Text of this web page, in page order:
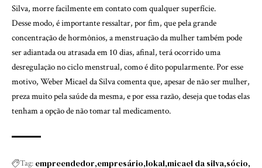
Silva, morre facilmente em contato com qualquer superfície.
Desse modo, é importante ressaltar, por fim, que pela grande
concentração de hormônios, a menstruação da mulher também pode
ser adiantada ou atrasada em 10 dias, afinal, terá ocorrido uma
desregulação no ciclo menstrual, como é dito popularmente. Por esse
motivo, Weber Micael da Silva comenta que, apesar de não ser mulher,
preza muito pela saúde da mesma, e por essa razão, deseja que todas elas
tenham a opção de não tomar tal medicamento.
Tag: empreendedor empresário lokal micael da silva sócio